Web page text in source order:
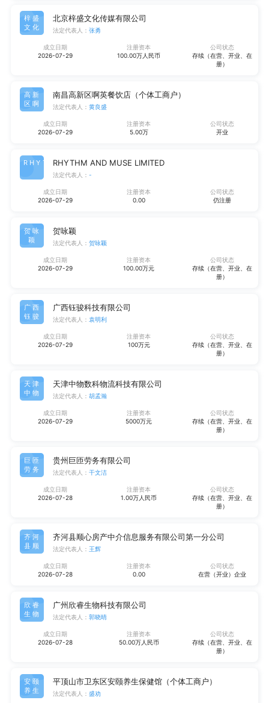
梓盛
文化
北京梓盛文化传媒有限公司
法定代表人： 张勇
成立日期
2026-07-29
注册资本
100.00万人民币
公司状态
存续（在营、开业、在
册）
高新
区啊
南昌高新区啊英餐饮店（个体工商户）
法定代表人： 黄良盛
成立日期
2026-07-29
注册资本
5.00万
公司状态
开业
RHYT RHYTHM AND MUSE LIMITED
法定代表人： -
成立日期
2026-07-29
注册资本
0.00
公司状态
仍注册
贺咏
颖
贺咏颖
法定代表人： 贺咏颖
成立日期
2026-07-29
注册资本
100.00万元
公司状态
存续（在营、开业、在
册）
广西
钰骏
广西钰骏科技有限公司
法定代表人： 袁明利
成立日期
2026-07-29
注册资本
100万元
公司状态
存续（在营、开业、在
册）
天津
中物
天津中物数科物流科技有限公司
法定代表人： 胡孟瀚
成立日期
2026-07-29
注册资本
5000万元
公司状态
存续（在营、开业、在
册）
巨匝
劳务
贵州巨匝劳务有限公司
法定代表人： 干文洁
成立日期
2026-07-28
注册资本
1.00万人民币
公司状态
存续（在营、开业、在
册）
齐河
县顺
齐河县顺心房产中介信息服务有限公司第一分公司
法定代表人： 王辉
成立日期
2026-07-28
注册资本
0.00
公司状态
在营（开业）企业
欣睿
生物
广州欣睿生物科技有限公司
法定代表人： 郭晓晴
成立日期
2026-07-28
注册资本
50.00万人民币
公司状态
存续（在营、开业、在
册）
安颐
养生
平顶山市卫东区安颐养生保健馆（个体工商户）
法定代表人： 盛劝